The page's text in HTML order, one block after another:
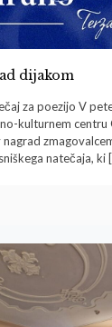
dijakom
za poezijo V
kulturnem centru
natečaja, ki